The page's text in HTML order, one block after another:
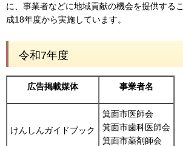
に、事業者などに地域貢献の機会を提供する
成18年度から実施しています。
令和7年度
広告掲載媒体 事業者名
けんしんガイドブック
箕面市医師会
箕面市歯科医師会
箕面市薬剤師会